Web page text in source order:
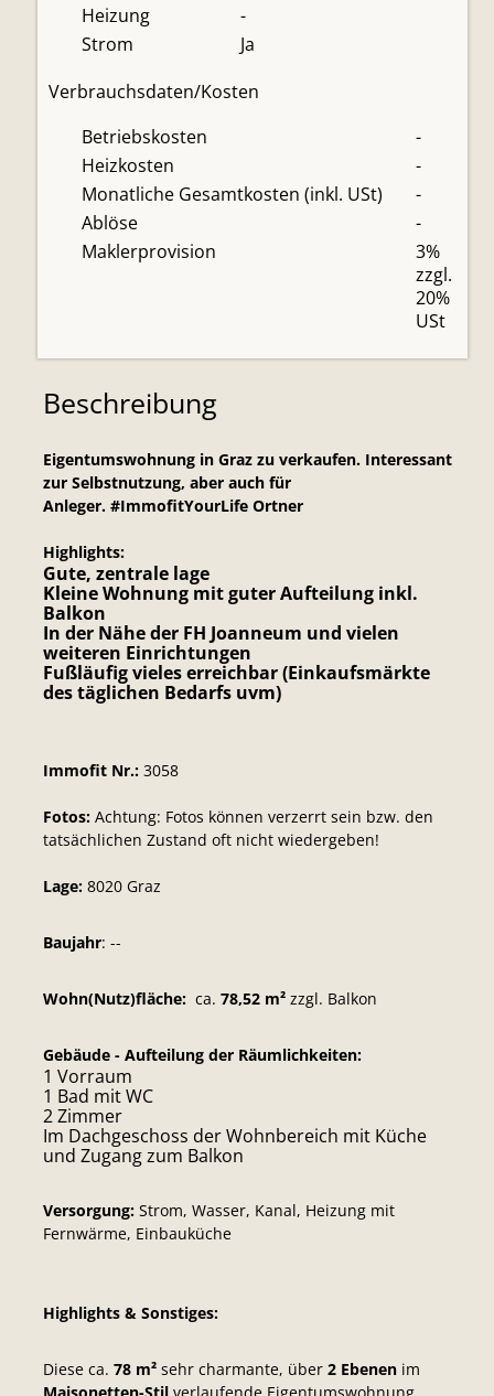
Heizung
-
Strom
Ja
Verbrauchsdaten/Kosten
Betriebskosten
-
Heizkosten
-
Monatliche Gesamtkosten (inkl. USt)
-
Ablöse
-
Maklerprovision
3%
zzgl.
20%
USt
Beschreibung
Eigentumswohnung in Graz zu verkaufen. Interessant
zur Selbstnutzung, aber auch für
Anleger. #ImmofitYourLife Ortner
Highlights:
Gute, zentrale lage
Kleine Wohnung mit guter Aufteilung inkl.
Balkon
In der Nähe der FH Joanneum und vielen
weiteren Einrichtungen
Fußläufig vieles erreichbar (Einkaufsmärkte
des täglichen Bedarfs uvm)
Immofit Nr.:3058
Fotos:Achtung: Fotos können verzerrt sein bzw. den
tatsächlichen Zustand oft nicht wiedergeben!
Lage:8020 Graz
Baujahr: --
Wohn(Nutz)fläche:ca. 78,52 m² zzgl. Balkon
Gebäude - Aufteilung der Räumlichkeiten:
1 Vorraum
1 Bad mit WC
2 Zimmer
Im Dachgeschoss der Wohnbereich mit Küche
und Zugang zum Balkon
Versorgung: Strom, Wasser, Kanal, Heizung mit
Fernwärme, Einbauküche
Highlights & Sonstiges:
Diese ca. 78 m²sehr charmante, über2 Ebenen im